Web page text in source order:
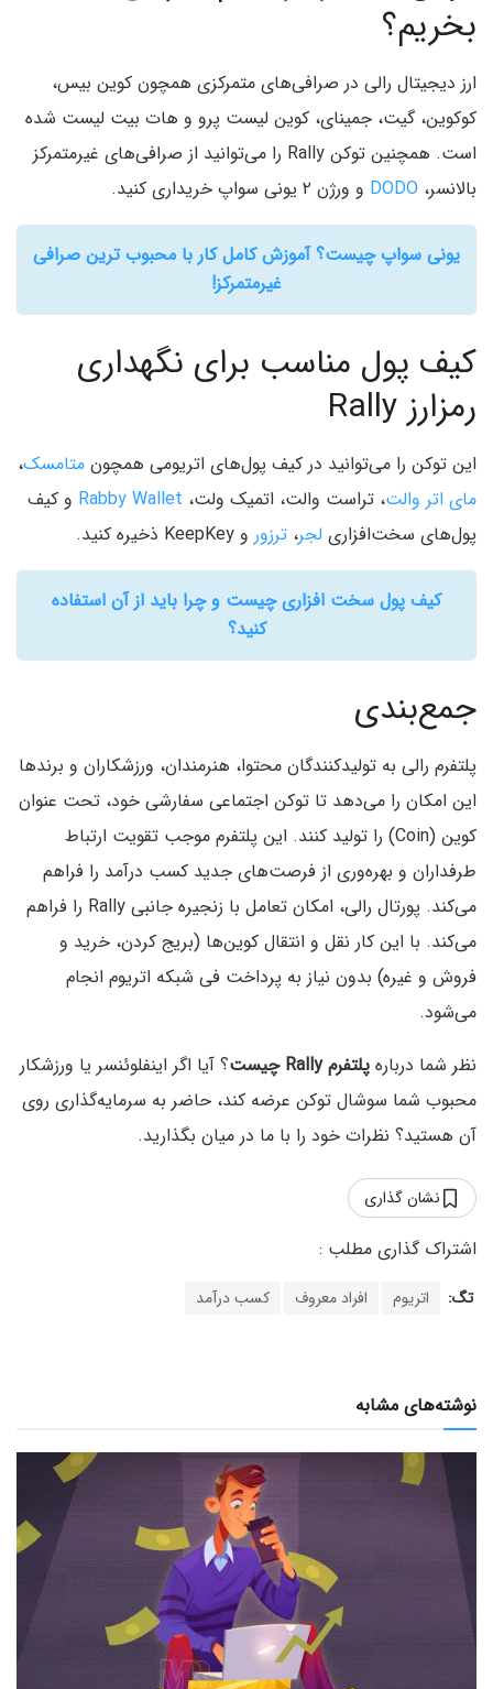
بخریم؟
ارز دیجیتال رالی در صرافی‌های متمرکزی همچون کوین بیس،
کوکوین، گیت، جمینای، کوین لیست پرو و هات بیت لیست شده
است. همچنین توکن Rally را می‌توانید از صرافی‌های غیرمتمرکز
بالانسر، DODO و ورژن ۲ یونی سواپ خریداری کنید.
یونی سواپ چیست؟ آموزش کامل کار با محبوب ترین صرافی
غیرمتمرکز!
کیف پول مناسب برای نگهداری
رمزارز Rally
این توکن را می‌توانید در کیف پول‌های اتریومی همچون متامسک،
مای اتر والت، تراست والت، اتمیک ولت، Rabby Wallet و کیف
پول‌های سخت‌افزاری لجر، ترزور و KeepKey ذخیره‌ کنید.
کیف پول سخت افزاری چیست و چرا باید از آن استفاده
کنید؟
جمع‌بندی
پلتفرم رالی به تولیدکنندگان محتوا، هنرمندان، ورزشکاران و برندها
این امکان را می‌دهد تا توکن اجتماعی سفارشی خود، تحت عنوان
کوین (Coin) را تولید کنند. این پلتفرم موجب تقویت ارتباط
طرفداران و بهره‌وری از فرصت‌های جدید کسب درآمد را فراهم
می‌کند. پورتال رالی، امکان تعامل با زنجیره جانبی Rally را فراهم
می‌کند. با این کار نقل و انتقال کوین‌ها (بریج کردن، خرید و
فروش و غیره) بدون نیاز به پرداخت فی شبکه اتریوم انجام
می‌شود.
نظر شما درباره پلتفرم Rally چیست
؟ آیا اگر اینفلوئنسر یا ورزشکار
محبوب شما سوشال توکن عرضه کند، حاضر به سرمایه‌گذاری روی
آن هستید؟ نظرات خود را با ما در میان بگذارید.
نشان گذاری
تگ: اتریوم افراد معروف کسب درآمد
نوشته‌های مشابه